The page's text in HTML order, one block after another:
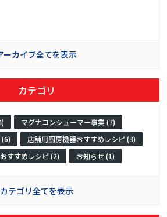
ーカイブ全てを表示
カテゴリ
マグナコンシューマー事業 (7)
店舗用厨房機器おすすめレシピ (3)
すすめレシピ (2)
お知らせ (1)
カテゴリ全てを表示